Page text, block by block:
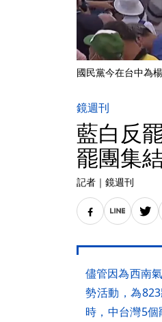
國民黨今在台中為
鏡週刊
藍白反
罷團集
記者 ｜ 鏡週刊
儘管因為西南
勢活動，為
時，中台灣5